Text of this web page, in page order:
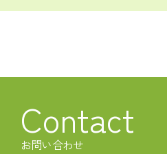
お問い合わせ
Contact